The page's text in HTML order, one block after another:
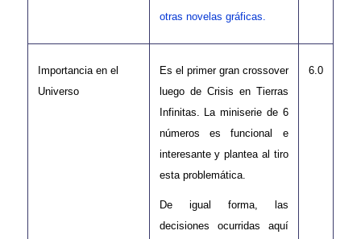
otras novelas gráficas.
Importancia en el
Universo
Es el primer gran crossover
luego de Crisis en Tierras
Infinitas. La miniserie de 6
números es funcional e
interesante y plantea al tiro
esta problemática.
De igual forma, las
decisiones ocurridas aquí
6.0